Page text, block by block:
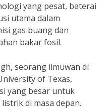
yang pesat, baterai
utama dalam
gas buang dan
bakar fosil.
seorang ilmuwan di
of Texas,
yang besar untuk
di masa depan.